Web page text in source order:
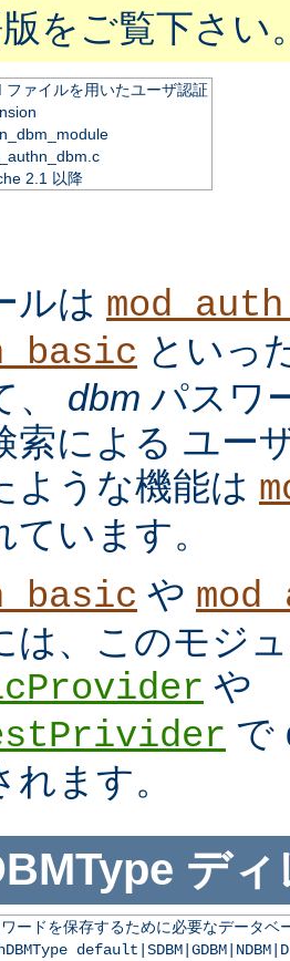
をご覧下さい
ファイルを用いたユーザ認証
2.1 以降
ルは
といっ
、 dbm パスワ
索による ユー
ような機能は
ています。
や
は、このモジ
や
で
ます。
ディ
ードを保存するために必要なデータベ